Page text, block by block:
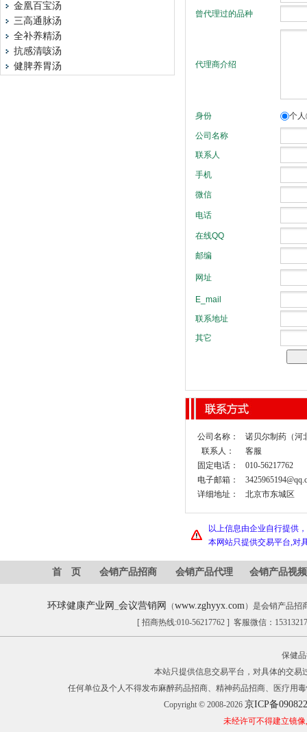
金凰百宝汤
三高通脉汤
全补养精汤
抗感清咳汤
健脾养胃汤
公司名称：
诺贝尔制药（河
联系人：
客服
固定电话：
010-56217762
电子邮箱：
详细地址：
北京市东城区
以上信息由企业自行提供
本网站只提供交易平台,对
首 页 会销产品招商 会销产品代理 会销产品视频
环球健康产业网 会议营销网 （www.zghyyx.com）是会销产品招
[ 招商热线:010-56217762 ] 客服微信：
保健
本站只提供信息交易平台，对具体的交
任何单位及个人不得发布麻醉药品招商、精神药品招商、医疗用
Copyright © 2008-2026 京ICP备
未经许可不得建立镜